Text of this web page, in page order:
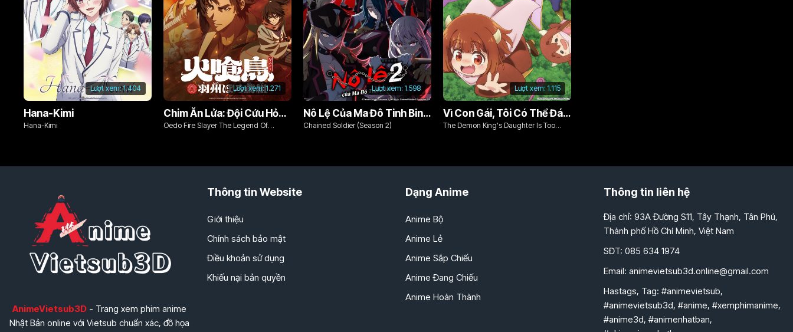
Lượt xem:1.404
Hana-Kimi
Hana-Kimi
Lượt xem: 1.271
Chim Ăn Lửa: Đội Cứu Hỏa Rách Rưới Vùng Ushu
Oedo Fire Slayer The Legend Of
Lượt xem: 1.598
Nô Lệ Của Ma Đô Tinh Binh (Phần 2)
Chained Soldier (Season 2)
Lượt xem: 1.115
Vì Con Gái, Tôi Có Thể Đánh Bại Cả Ma Vương
The Demon King's Daughter Is Too
AnimeVietsub3D- Trang xem phim anime
Nhật Bản online với Vietsub chuẩn xác, đồ họa
Thông tin Website
Giới thiệu
Chính sách bảo mật
Điều khoản sử dụng
Khiếu nại bản quyền
Dạng Anime
Anime Bộ
Anime Lẻ
Anime Sắp Chiếu
Anime Đang Chiếu
Anime Hoàn Thành
Thông tin liên hệ
Địa chỉ: 93A Đường S11, Tây Thạnh, Tân Phú,
Thành phố Hồ Chí Minh, Việt Nam
SĐT: 085 634 1974
Email: animevietsub3d.online@gmail.com
Hastags, Tag: #animevietsub,
#animevietsub3d, #anime, #xemphimanime,
#anime3d, #animenhatban,